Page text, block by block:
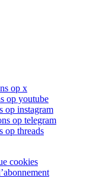
op x
op youtube
op instagram
op telegram
op threads
cookies